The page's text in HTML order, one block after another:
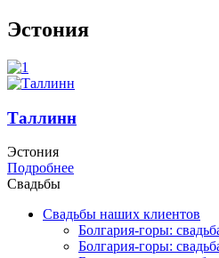
Эстония
Таллинн
Эстония
Подробнее
Свадьбы
Свадьбы наших клиентов
Болгария-горы:
Болгария-горы: